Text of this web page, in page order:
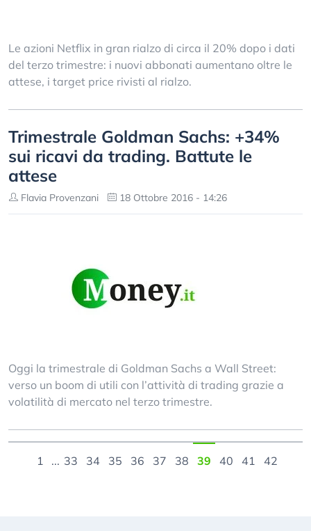
Le azioni Netflix in gran rialzo di circa il 20% dopo i dati
del terzo trimestre: i nuovi abbonati aumentano oltre le
attese, i target price rivisti al rialzo.
Trimestrale Goldman Sachs: +34%
sui ricavi da trading. Battute le
attese
Flavia Provenzani 18 Ottobre 2016 - 14:26
Oggi la trimestrale di Goldman Sachs a Wall Street:
verso un boom di utili con l’attività di trading grazie a
volatilità di mercato nel terzo trimestre.
1 ... 33 34 35 36 37 38 39 40 41 42